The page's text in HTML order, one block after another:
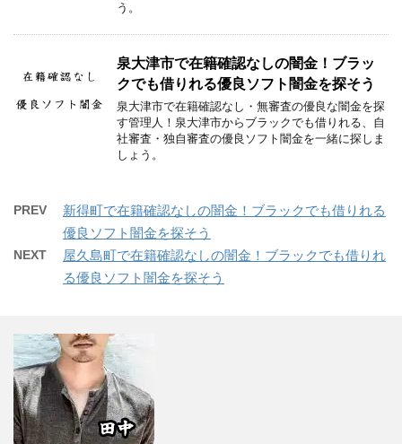
う。
泉大津市で在籍確認なしの闇金！ブラッ
クでも借りれる優良ソフト闇金を探そう
泉大津市で在籍確認なし・無審査の優良な闇金を探
す管理人！泉大津市からブラックでも借りれる、自
社審査・独自審査の優良ソフト闇金を一緒に探しま
しょう。
PREV
新得町で在籍確認なしの闇金！ブラックでも借りれる
優良ソフト闇金を探そう
NEXT
屋久島町で在籍確認なしの闇金！ブラックでも借りれ
る優良ソフト闇金を探そう